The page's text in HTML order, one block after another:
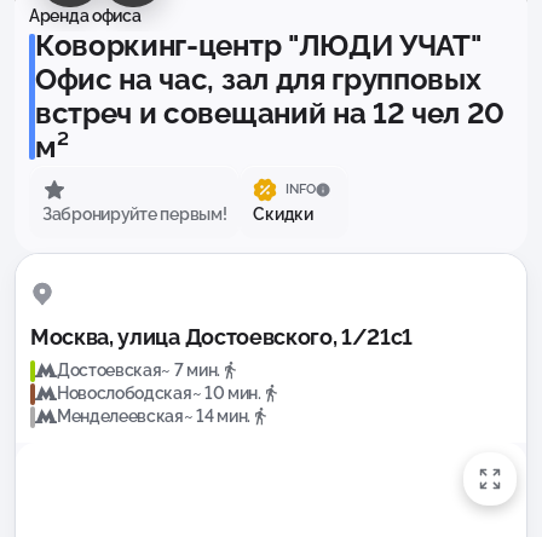
Аренда офиса
Коворкинг-центр "ЛЮДИ УЧАТ"
Офис на час, зал для групповых
встреч и совещаний на 12 чел 20
м²
Забронируйте первым!
INFO
Скидки
Москва, улица Достоевского, 1/21с1
Достоевская~ 7 мин.
Новослободская~ 10 мин.
Менделеевская~ 14 мин.